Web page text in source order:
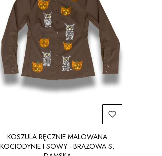
KOSZULA RĘCZNIE MALOWANA
KOCIODYNIE I SOWY - BRĄZOWA S,